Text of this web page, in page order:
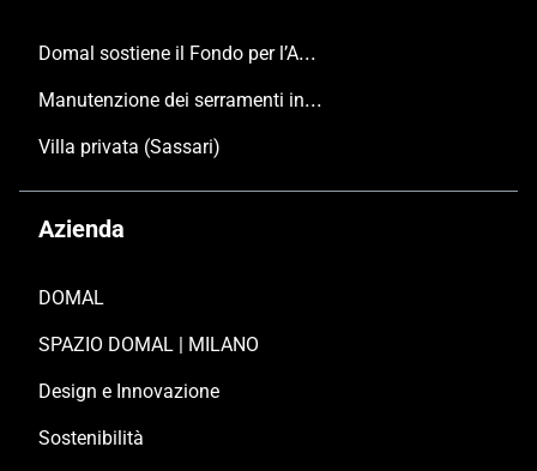
Domal sostiene il Fondo per l’Ambiente Italiano anche per le Giornate FAI di Primavera 2024
Manutenzione dei serramenti in alluminio
Villa privata (Sassari)
Azienda
DOMAL
SPAZIO DOMAL | MILANO
Design e Innovazione
Sostenibilità